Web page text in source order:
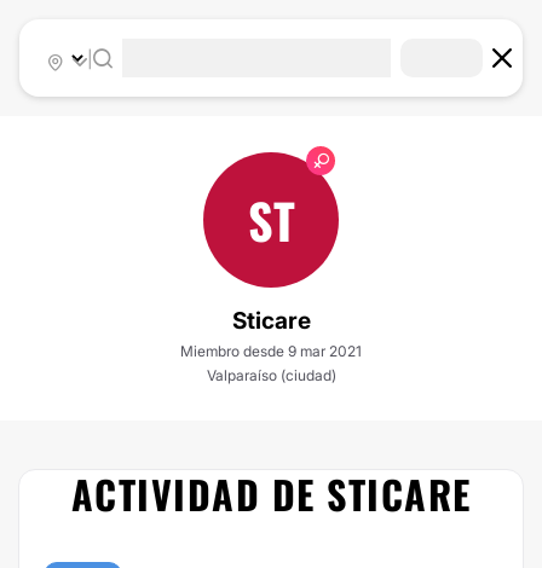
|
ST
Sticare
Miembro desde 9 mar 2021
Valparaíso (ciudad)
ACTIVIDAD DE STICARE